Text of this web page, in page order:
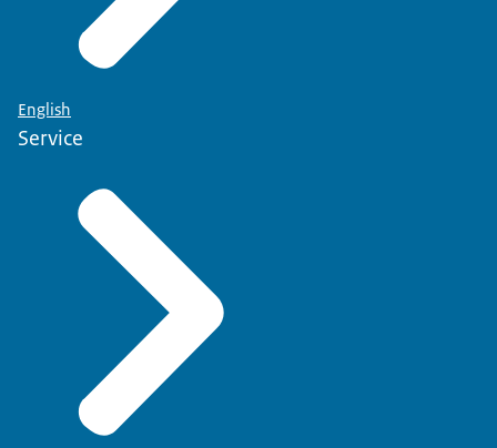
English
Service